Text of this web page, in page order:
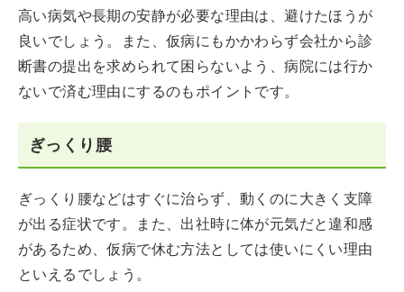
高い病気や長期の安静が必要な理由は、避けたほうが
良いでしょう。また、仮病にもかかわらず会社から診
断書の提出を求められて困らないよう、病院には行か
ないで済む理由にするのもポイントです。
ぎっくり腰
ぎっくり腰などはすぐに治らず、動くのに大きく支障
が出る症状です。また、出社時に体が元気だと違和感
があるため、仮病で休む方法としては使いにくい理由
といえるでしょう。